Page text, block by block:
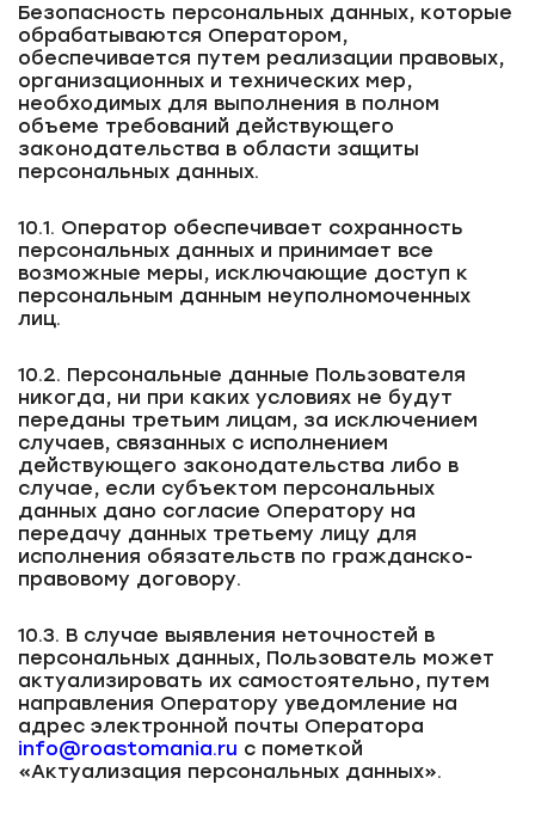
Безопасность персональных данных, которые
обрабатываются Оператором,
обеспечивается путем реализации правовых,
организационных и технических мер,
необходимых для выполнения в полном
объеме требований действующего
законодательства в области защиты
персональных данных.
10.1. Оператор обеспечивает сохранность
персональных данных и принимает все
возможные меры, исключающие доступ к
персональным данным неуполномоченных
лиц.
10.2. Персональные данные Пользователя
никогда, ни при каких условиях не будут
переданы третьим лицам, за исключением
случаев, связанных с исполнением
действующего законодательства либо в
случае, если субъектом персональных
данных дано согласие Оператору на
передачу данных третьему лицу для
исполнения обязательств по гражданско-
правовому договору.
10.3. В случае выявления неточностей в
персональных данных, Пользователь может
актуализировать их самостоятельно, путем
направления Оператору уведомление на
адрес электронной почты Оператора
info@roastomania.ru с пометкой
«Актуализация персональных данных».